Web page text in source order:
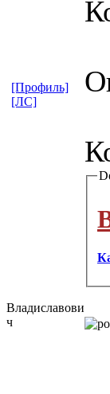
[Профиль]
[ЛС]
Владиславови
ч